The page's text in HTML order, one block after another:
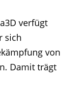
verfügt
sich
von
Damit trägt